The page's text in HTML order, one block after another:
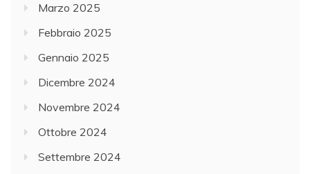
Marzo 2025
Febbraio 2025
Gennaio 2025
Dicembre 2024
Novembre 2024
Ottobre 2024
Settembre 2024